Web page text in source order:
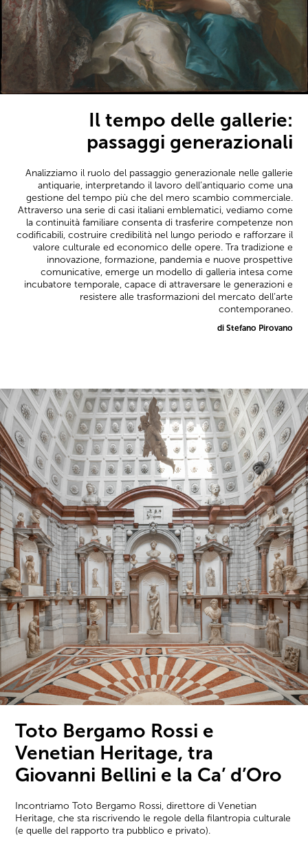
Il tempo delle gallerie:
passaggi generazionali
Analizziamo il ruolo del passaggio generazionale nelle gallerie
antiquarie, interpretando il lavoro dell’antiquario come una
gestione del tempo più che del mero scambio commerciale.
Attraverso una serie di casi italiani emblematici, vediamo come
la continuità familiare consenta di trasferire competenze non
codificabili, costruire credibilità nel lungo periodo e rafforzare il
valore culturale ed economico delle opere. Tra tradizione e
innovazione, formazione, pandemia e nuove prospettive
comunicative, emerge un modello di galleria intesa come
incubatore temporale, capace di attraversare le generazioni e
resistere alle trasformazioni del mercato dell’arte
contemporaneo.
di Stefano Pirovano
Toto Bergamo Rossi e
Venetian Heritage, tra
Giovanni Bellini e la Ca’ d’Oro
Incontriamo Toto Bergamo Rossi, direttore di Venetian
Heritage, che sta riscrivendo le regole della filantropia culturale
(e quelle del rapporto tra pubblico e privato).